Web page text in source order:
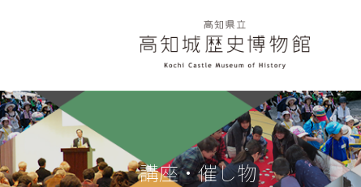
講座・催し物